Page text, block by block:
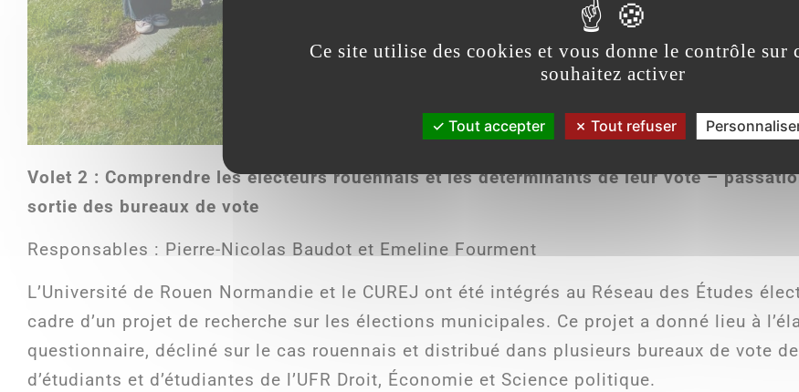
Volet 2 : Comprendre les électeurs rouennais et les déterminants de leur vote –
sortie des bureaux de vote
Responsables : Pierre-Nicolas Baudot et Emeline Fourment
L’Université de Rouen Normandie et le CUREJ ont été intégrés au Réseau des Études
cadre d’un projet de recherche sur les élections municipales. Ce projet a donné lieu à
questionnaire, décliné sur le cas rouennais et distribué dans plusieurs bureaux de vote
d’étudiants et d’étudiantes de l’UFR Droit, Économie et Science politique.
Ce site utilise des cookies et vous donne le contrôle sur
souhaitez activer
Tout accepter Tout refuser